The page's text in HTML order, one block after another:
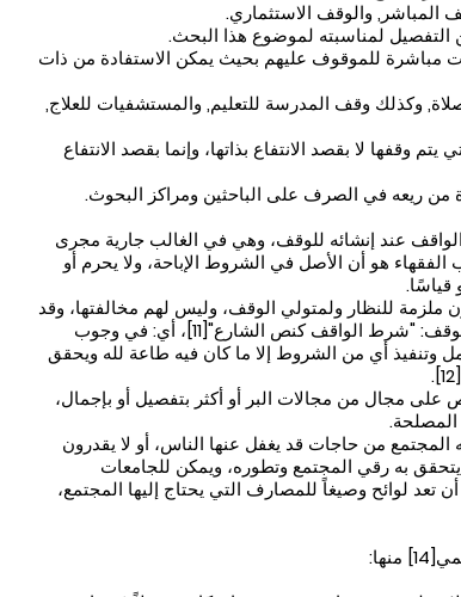
المباشر, والوقف الاستثماري.
التفصيل لمناسبته لموضوع هذا البحث.
مباشرة للموقوف عليهم بحيث يمكن الاستفادة من ذات
وكذلك وقف المدرسة للتعليم, والمستشفيات للعلاج,
وقفها لا بقصد الانتفاع بذاتها، وإنما بقصد الانتفاع
من ريعه في الصرف على الباحثين ومراكز البحوث.
عند إنشائه للوقف، وهي في الغالب جارية مجرى
هو أن الأصل في الشروط الإباحة، ولا يحرم أو
قياسًا.
للنظار ولمتولي الوقف، وليس لهم مخالفتها، وقد
قعّد لذلك الفقهاء قاعدتهم المشهورة في شروط الوقف: "شرط الواقف كنص الشارع"[11]، أي: في وجوب
وتنفيذ أي من الشروط إلا ما كان فيه طاعة لله ويحقق
مجال من مجالات البر أو أكثر بتفصيل أو بإجمال،
المجتمع من حاجات قد يغفل عنها الناس، أو لا يقدرون
به رقي المجتمع وتطوره، ويمكن للجامعات
كما يمكن لها أن تعد لوائح وصيغاً للمصارف التي يحتاج إليها المجتمع،